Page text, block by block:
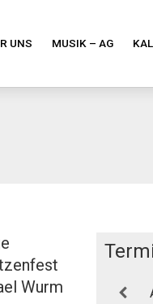
UNS MUSIK – AG
Wurm